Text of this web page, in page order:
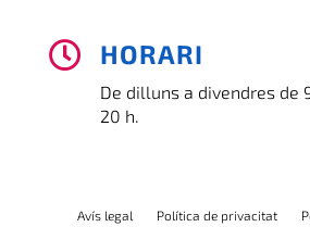
 HORARI
De dilluns a divendres de
20 h.
Avís legal Política de privacitat